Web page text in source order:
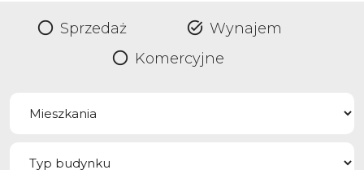
Sprzedaż
Wynajem
Komercyjne